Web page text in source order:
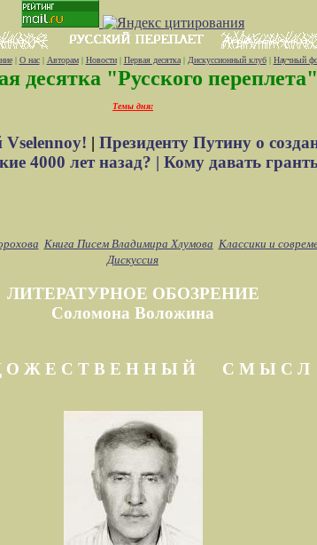
| О нас| Авторам| Новости| Первая десятка| Дискуссионный клуб| Научный
десятка "Русского переплета"
Темы дня:
Vselennoy! | Президенту Путину о
4000 лет назад? | Кому давать
Книга Писем Владимира Хлумова Классики и
Дискуссия
ЛИТЕРАТУРНОЕ ОБОЗРЕНИЕ
Соломона Воложина
О Ж Е С Т В Е Н Н Ы Й С М Ы С Л